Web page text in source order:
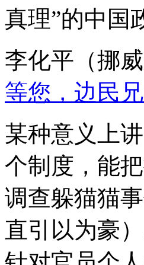
真理”的中国
李化平（挪威
等您，边民
某种意义上
个制度，能
调查躲猫猫
直引以为豪